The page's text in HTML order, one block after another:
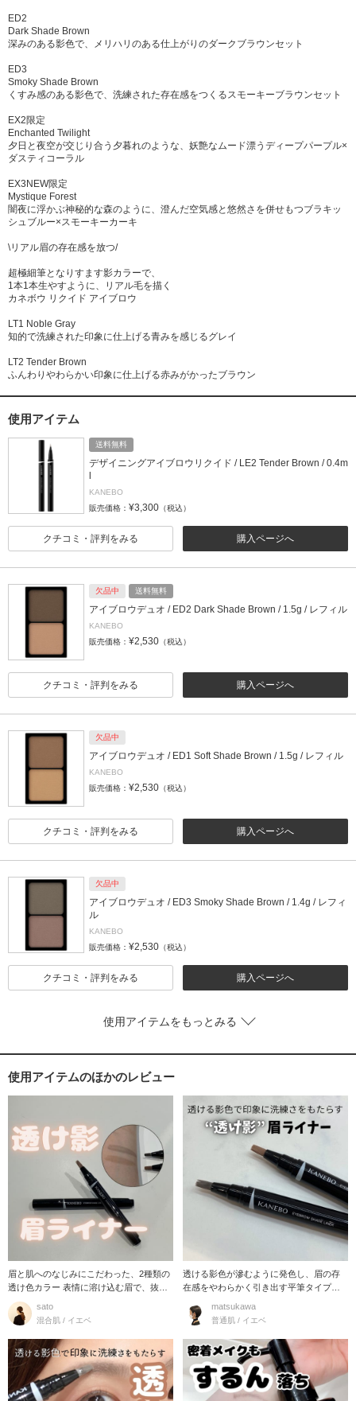
ED2
Dark Shade Brown
深みのある影色で、メリハリのある仕上がりのダークブラウンセット
ED3
Smoky Shade Brown
くすみ感のある影色で、洗練された存在感をつくるスモーキーブラウンセット
EX2限定
Enchanted Twilight
夕日と夜空が交じり合う夕暮れのような、妖艶なムード漂うディープパープル×
ダスティコーラル
EX3NEW限定
Mystique Forest
闇夜に浮かぶ神秘的な森のように、澄んだ空気感と悠然さを併せもつブラキッ
シュブルー×スモーキーカーキ
\リアル眉の存在感を放つ/
超極細筆となりすます影カラーで、
1本1本生やすように、リアル毛を描く
カネボウ リクイド アイブロウ
LT1 Noble Gray
知的で洗練された印象に仕上げる青みを感じるグレイ
LT2 Tender Brown
ふんわりやわらかい印象に仕上げる赤みがかったブラウン
使用アイテム
送料無料
デザイニングアイブロウリクイド / LE2 Tender Brown / 0.4m
KANEBO
販売価格： ¥3,300 （税込）
購入ページへ
クチコミ・評判をみる
欠品中 送料無料
アイブロウデュオ / ED2 Dark Shade Brown / 1.5g / レフィル
KANEBO
販売価格： ¥2,530 （税込）
購入ページへ
クチコミ・評判をみる
欠品中
アイブロウデュオ / ED1 Soft Shade Brown / 1.5g / レフィル
KANEBO
販売価格： ¥2,530 （税込）
購入ページへ
クチコミ・評判をみる
欠品中
アイブロウデュオ / ED3 Smoky Shade Brown / 1.4g / レフィ
ル
KANEBO
販売価格： ¥2,530 （税込）
購入ページへ
クチコミ・評判をみる
使用アイテムをもっとみる
使用アイテムのほかのレビュー
眉と肌へのなじみにこだわった、2種類の
透け色カラー 表情に溶け込む眉で、抜け
感のある印象へ
sato
混合肌 / イエベ
透ける影色が滲むように発色し、眉の存
在感をやわらかく引き出す平筆タイプの
matsukawa
普通肌 / イエベ